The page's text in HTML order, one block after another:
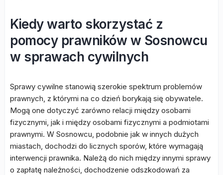
Kiedy warto skorzystać z
pomocy prawników w Sosnowcu
w sprawach cywilnych
Sprawy cywilne stanowią szerokie spektrum problemów
prawnych, z którymi na co dzień borykają się obywatele.
Mogą one dotyczyć zarówno relacji między osobami
fizycznymi, jak i między osobami fizycznymi a podmiotami
prawnymi. W Sosnowcu, podobnie jak w innych dużych
miastach, dochodzi do licznych sporów, które wymagają
interwencji prawnika. Należą do nich między innymi sprawy
o zapłatę należności, dochodzenie odszkodowań za